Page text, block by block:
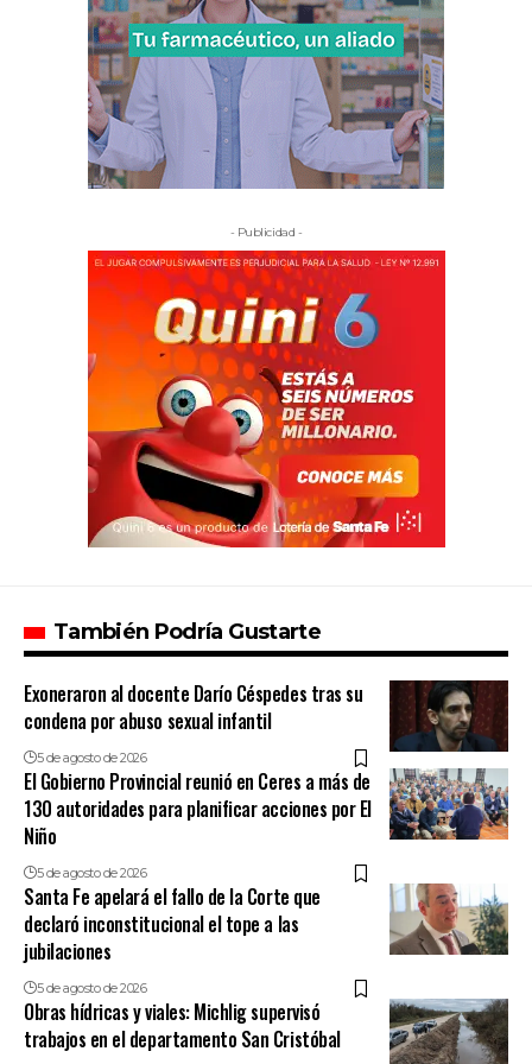
- Publicidad -
También Podría Gustarte
Exoneraron al docente Darío Céspedes tras su
condena por abuso sexual infantil
5 de agosto de 2026
El Gobierno Provincial reunió en Ceres a más de
130 autoridades para planificar acciones por El
Niño
5 de agosto de 2026
Santa Fe apelará el fallo de la Corte que
declaró inconstitucional el tope a las
jubilaciones
5 de agosto de 2026
Obras hídricas y viales: Michlig supervisó
trabajos en el departamento San Cristóbal